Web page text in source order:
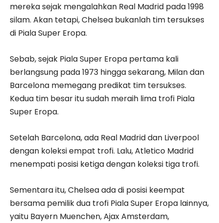
mereka sejak mengalahkan Real Madrid pada 1998
silam. Akan tetapi, Chelsea bukanlah tim tersukses
di Piala Super Eropa.
Sebab, sejak Piala Super Eropa pertama kali
berlangsung pada 1973 hingga sekarang, Milan dan
Barcelona memegang predikat tim tersukses.
Kedua tim besar itu sudah meraih lima trofi Piala
Super Eropa.
Setelah Barcelona, ada Real Madrid dan Liverpool
dengan koleksi empat trofi. Lalu, Atletico Madrid
menempati posisi ketiga dengan koleksi tiga trofi.
Sementara itu, Chelsea ada di posisi keempat
bersama pemilik dua trofi Piala Super Eropa lainnya,
yaitu Bayern Muenchen, Ajax Amsterdam,